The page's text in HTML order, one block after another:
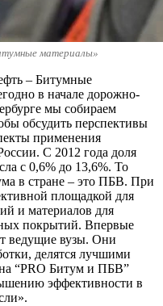
материалы»
– Битумные
в начале дорожно-
мы собираем
обсудить перспективы
применения
С 2012 года доля
с 0,6% до 13,6%. То
в стране – это ПБВ. При
площадкой для
и материалов для
покрытий. Впервые
ведущие вузы. Они
делятся лучшими
“PRO Битум и ПБВ”
эффективности в